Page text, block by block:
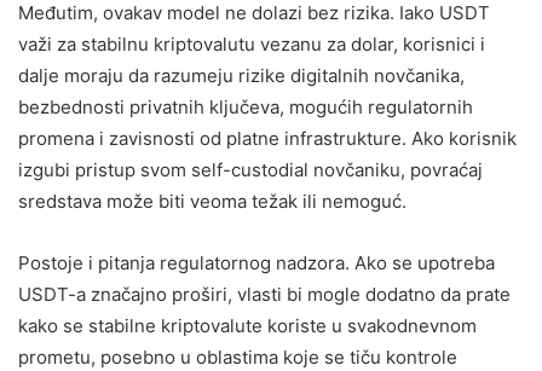
Međutim, ovakav model ne dolazi bez rizika. Iako USDT
važi za stabilnu kriptovalutu vezanu za dolar, korisnici i
dalje moraju da razumeju rizike digitalnih novčanika,
bezbednosti privatnih ključeva, mogućih regulatornih
promena i zavisnosti od platne infrastrukture. Ako korisnik
izgubi pristup svom self-custodial novčaniku, povraćaj
sredstava može biti veoma težak ili nemoguć.
Postoje i pitanja regulatornog nadzora. Ako se upotreba
USDT-a značajno proširi, vlasti bi mogle dodatno da prate
kako se stabilne kriptovalute koriste u svakodnevnom
prometu, posebno u oblastima koje se tiču kontrole